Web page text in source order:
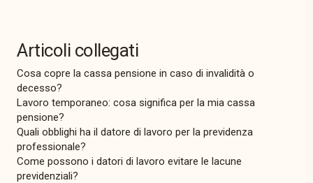
Articoli collegati
Cosa copre la cassa pensione in caso di invalidità o
decesso?
Lavoro temporaneo: cosa significa per la mia cassa
pensione?
Quali obblighi ha il datore di lavoro per la previdenza
professionale?
Come possono i datori di lavoro evitare le lacune
previdenziali?